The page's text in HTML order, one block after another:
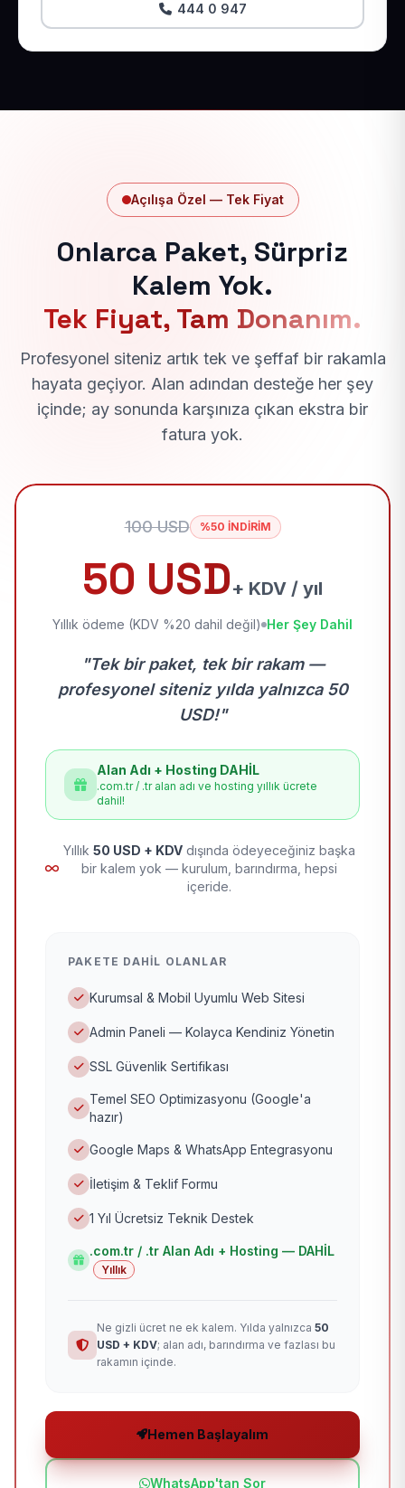
444 0 947
Açılışa Özel — Tek Fiyat
Onlarca Paket, Sürpriz
Kalem Yok.
Tek Fiyat, Tam Donanım.
Profesyonel siteniz artık tek ve şeffaf bir rakamla
hayata geçiyor. Alan adından desteğe her şey
içinde; ay sonunda karşınıza çıkan ekstra bir
fatura yok.
100 USD %50 İNDİRİM
50 USD+ KDV / yıl
Yıllık ödeme (KDV %20 dahil değil) Her Şey Dahil
"Tek bir paket, tek bir rakam —
profesyonel siteniz yılda yalnızca 50
USD!"
Alan Adı + Hosting DAHİL
.com.tr / .tr alan adı ve hosting yıllık ücrete
dahil!
Yıllık 50 USD + KDV dışında ödeyeceğiniz başka
bir kalem yok — kurulum, barındırma, hepsi
içeride.
PAKETE DAHIL OLANLAR
Kurumsal & Mobil Uyumlu Web Sitesi
Admin Paneli — Kolayca Kendiniz Yönetin
SSL Güvenlik Sertifikası
Temel SEO Optimizasyonu (Google'a
hazır)
Google Maps & WhatsApp Entegrasyonu
İletişim & Teklif Formu
1 Yıl Ücretsiz Teknik Destek
.com.tr / .tr Alan Adı + Hosting — DAHİL
Yıllık
Ne gizli ücret ne ek kalem. Yılda yalnızca 50
USD + KDV; alan adı, barındırma ve fazlası bu
rakamın içinde.
Hemen Başlayalım
WhatsApp'tan Sor